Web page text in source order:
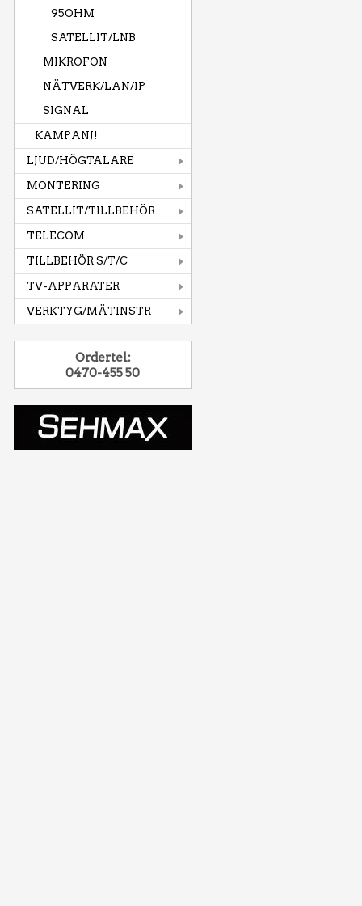
95OHM
SATELLIT/LNB
MIKROFON
NÄTVERK/LAN/IP
SIGNAL
KAMPANJ!
LJUD/HÖGTALARE
MONTERING
SATELLIT/TILLBEHÖR
TELECOM
TILLBEHÖR S/T/C
TV-APPARATER
VERKTYG/MÄTINSTR
Ordertel:
0470-455 50